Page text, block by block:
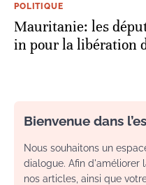
POLITIQUE
Mauritanie: les
in pour la libération
Bienvenue dans
Nous souhaitons un
dialogue. Afin d'améliorer
nos articles, ainsi que